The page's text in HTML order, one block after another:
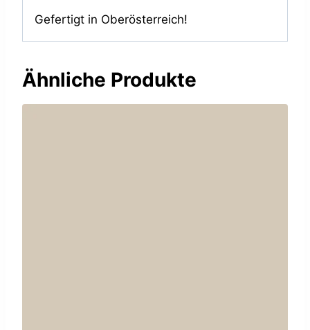
Gefertigt in Oberösterreich!
Ähnliche Produkte